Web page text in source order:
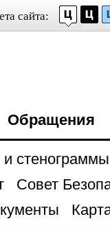
сайта:
Обращения
стенограммы
Совет